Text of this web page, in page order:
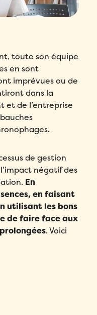
toute son équipe
en sont
imprévues ou de
dans la
et de l’entreprise
de gestion
négatif des
En
en faisant
utilisant les bons
de faire face aux
. Voici